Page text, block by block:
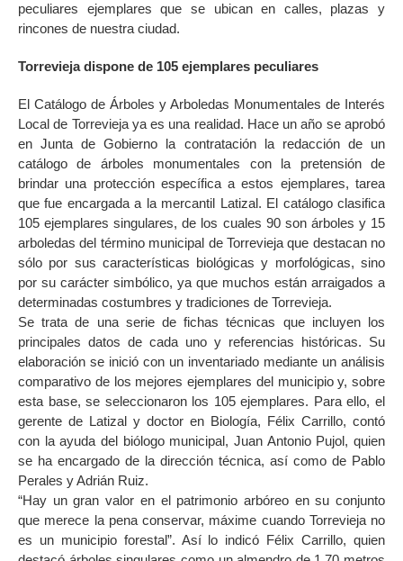
peculiares ejemplares que se ubican en calles, plazas y
rincones de nuestra ciudad.
Torrevieja dispone de 105 ejemplares peculiares
El Catálogo de Árboles y Arboledas Monumentales de Interés
Local de Torrevieja ya es una realidad. Hace un año se aprobó
en Junta de Gobierno la contratación la redacción de un
catálogo de árboles monumentales con la pretensión de
brindar una protección específica a estos ejemplares, tarea
que fue encargada a la mercantil Latizal. El catálogo clasifica
105 ejemplares singulares, de los cuales 90 son árboles y 15
arboledas del término municipal de Torrevieja que destacan no
sólo por sus características biológicas y morfológicas, sino
por su carácter simbólico, ya que muchos están arraigados a
determinadas costumbres y tradiciones de Torrevieja.
Se trata de una serie de fichas técnicas que incluyen los
principales datos de cada uno y referencias históricas. Su
elaboración se inició con un inventariado mediante un análisis
comparativo de los mejores ejemplares del municipio y, sobre
esta base, se seleccionaron los 105 ejemplares. Para ello, el
gerente de Latizal y doctor en Biología, Félix Carrillo, contó
con la ayuda del biólogo municipal, Juan Antonio Pujol, quien
se ha encargado de la dirección técnica, así como de Pablo
Perales y Adrián Ruiz.
“Hay un gran valor en el patrimonio arbóreo en su conjunto
que merece la pena conservar, máxime cuando Torrevieja no
es un municipio forestal”. Así lo indicó Félix Carrillo, quien